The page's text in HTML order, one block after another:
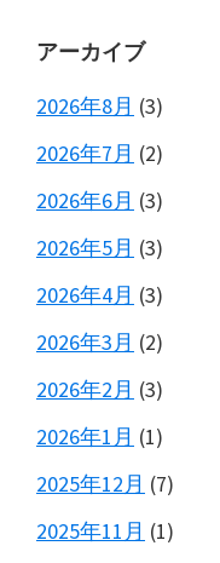
アーカイブ
2026年8月 (3)
2026年7月 (2)
2026年6月 (3)
2026年5月 (3)
2026年4月 (3)
2026年3月 (2)
2026年2月 (3)
2026年1月 (1)
2025年12月 (7)
2025年11月 (1)